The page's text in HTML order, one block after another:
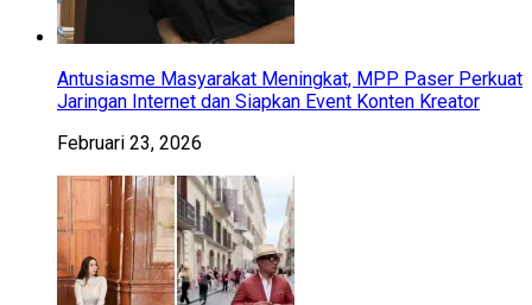
Antusiasme Masyarakat Meningkat, MPP Paser Perkuat
Jaringan Internet dan Siapkan Event Konten Kreator
Februari 23, 2026